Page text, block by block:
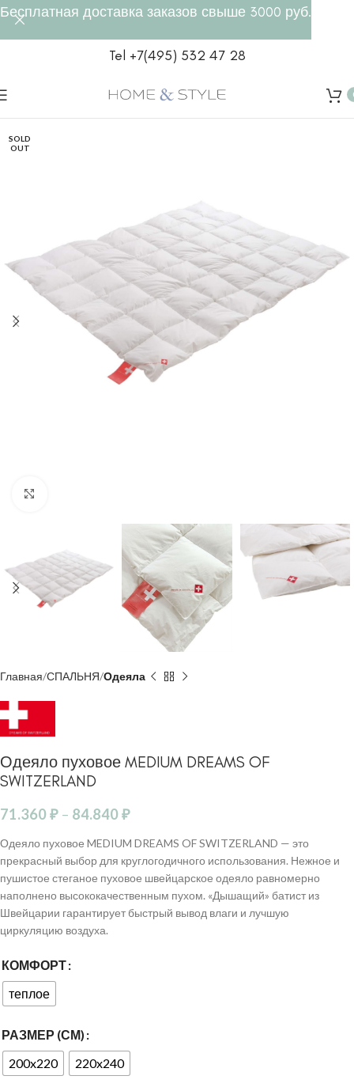
Tel +7(495) 532 47 28
SOLD
OUT
Главная СПАЛЬНЯ Одеяла
Одеяло пуховое MEDIUM DREAMS OF
SWITZERLAND
71.360₽ – 84.840₽
Одеяло пуховое MEDIUM DREAMS OF SWITZERLAND — это
прекрасный выбор для круглогодичного использования. Нежное и
пушистое стеганое пуховое швейцарское одеяло равномерно
наполнено высококачественным пухом. «Дышащий» батист из
Швейцарии гарантирует быстрый вывод влаги и лучшую
циркуляцию воздуха.
КОМФОРТ
теплое
РАЗМЕР (СМ)
200x220
220x240
Бесплатная доставка заказов свыше 3000 руб.